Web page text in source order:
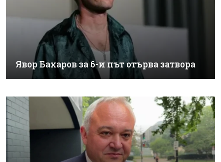
Явор Бахаров за 6-и път отърва затвора